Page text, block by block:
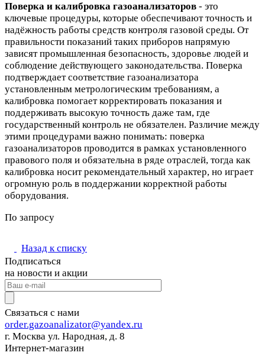
Поверка и калибровка газоанализаторов - это
ключевые процедуры, которые обеспечивают точность и
надёжность работы средств контроля газовой среды. От
правильности показаний таких приборов напрямую
зависят промышленная безопасность, здоровье людей и
соблюдение действующего законодательства. Поверка
подтверждает соответствие газоанализатора
установленным метрологическим требованиям, а
калибровка помогает корректировать показания и
поддерживать высокую точность даже там, где
государственный контроль не обязателен. Различие между
этими процедурами важно понимать: поверка
газоанализаторов проводится в рамках установленного
правового поля и обязательна в ряде отраслей, тогда как
калибровка носит рекомендательный характер, но играет
огромную роль в поддержании корректной работы
оборудования.
По запросу
Назад к списку
Подписаться
на новости и акции
Связаться с нами
order.gazoanalizator@yandex.ru
г. Москва ул. Народная, д. 8
Интернет-магазин